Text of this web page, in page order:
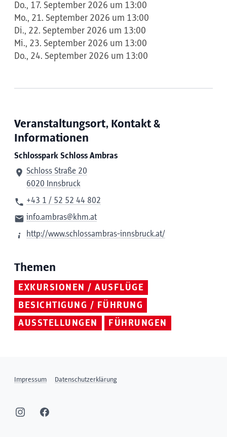
Do., 17. September 2026 um 13:00
Mo., 21. September 2026 um 13:00
Di., 22. September 2026 um 13:00
Mi., 23. September 2026 um 13:00
Do., 24. September 2026 um 13:00
Veranstaltungsort, Kontakt &
Informationen
Schlosspark Schloss Ambras
Schloss Straße 20
6020 Innsbruck
+43 1 / 52 52 44 802
info.ambras@khm.at
http://www.schlossambras-innsbruck.at/
Themen
EXKURSIONEN / AUSFLÜGE
BESICHTIGUNG / FÜHRUNG
AUSSTELLUNGEN
FÜHRUNGEN
Impressum Datenschutzerklärung